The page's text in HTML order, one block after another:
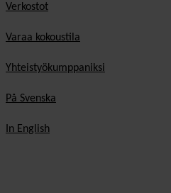
Verkostot
Varaa kokoustila
Yhteistyökumppaniksi
På Svenska
In English